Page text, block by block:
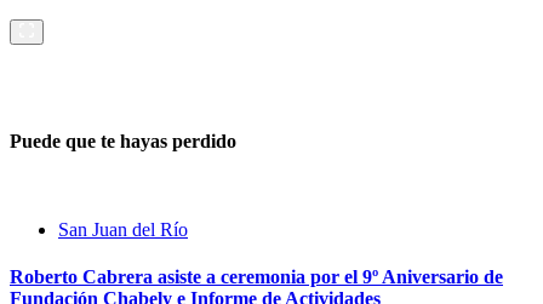
Puede que te hayas perdido
San Juan del Río
Roberto Cabrera asiste a ceremonia por el 9º Aniversario de
Fundación Chabely e Informe de Actividades